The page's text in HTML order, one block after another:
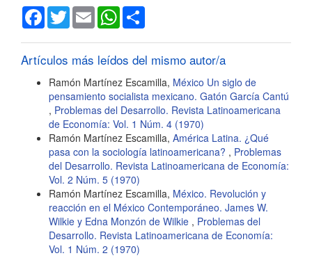
Facebook
TwitterEmail WhatsApp
Artículos más leídos del mismo autor/a
Ramón Martínez Escamilla, México Un siglo de
pensamiento socialista mexicano. Gatón García Cantú
, Problemas del Desarrollo. Revista Latinoamericana
de Economía: Vol. 1 Núm. 4 (1970)
Ramón Martínez Escamilla, América Latina. ¿Qué
pasa con la sociología latinoamericana? , Problemas
del Desarrollo. Revista Latinoamericana de Economía:
Vol. 2 Núm. 5 (1970)
Ramón Martínez Escamilla, México. Revolución y
reacción en el México Contemporáneo. James W.
Wilkie y Edna Monzón de Wilkie , Problemas del
Desarrollo. Revista Latinoamericana de Economía:
Vol. 1 Núm. 2 (1970)